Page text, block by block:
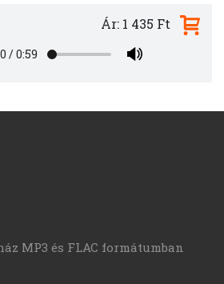
/0:59
Ár: 1 435 Ft
MP3 és FLAC formátumban